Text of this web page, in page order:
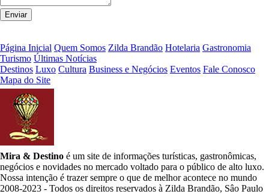
Página Inicial Quem Somos Zilda Brandão Hotelaria Gastronomia
Turismo Últimas Notícias
Destinos Luxo Cultura Business e Negócios Eventos Fale Conosco
Mapa do Site
Mira & Destino é um site de informações turísticas, gastronômicas,
negócios e novidades no mercado voltado para o público de alto luxo.
Nossa intenção é trazer sempre o que de melhor acontece no mundo
2008-2023 - Todos os direitos reservados à Zilda Brandão, Sâo Paulo